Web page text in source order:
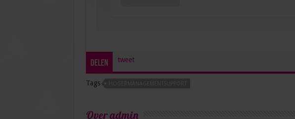
Delen tweet
Tags
Over admin